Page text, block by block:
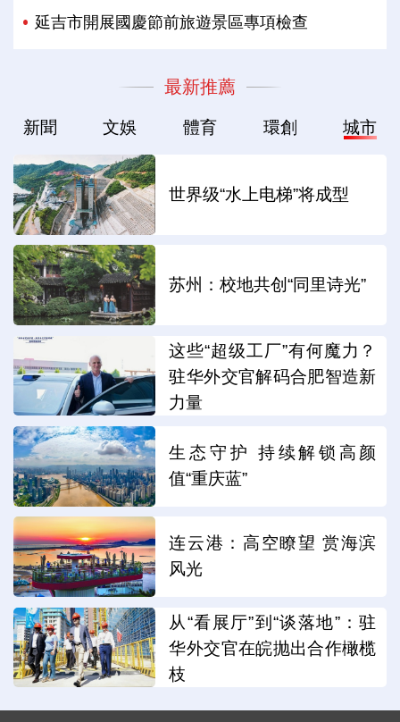
延吉市開展國慶節前旅遊景區專項檢查
最新推薦
新聞 文娛 體育 環創 城市
世界级“水上电梯”将成型
苏州：校地共创“同里诗光”
这些“超级工厂”有何魔力？
驻华外交官解码合肥智造新
力量
生态守护 持续解锁高颜
值“重庆蓝”
连云港：高空瞭望 赏海滨
风光
从“看展厅”到“谈落地”：驻
华外交官在皖抛出合作橄榄
枝